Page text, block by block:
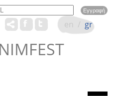
Name
en / gr